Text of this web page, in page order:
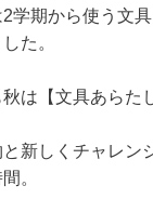
学期から使う文
た。
は【文具あらた
新しくチャレン
。